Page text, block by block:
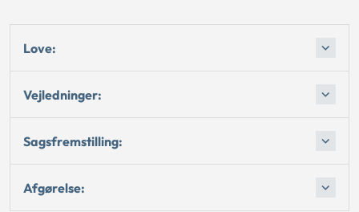
Love:
Vejledninger:
Sagsfremstilling:
Afgørelse: